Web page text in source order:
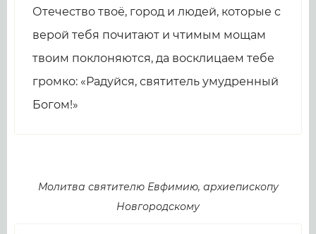
Отечество твоё, город и людей, которые с
верой тебя почитают и чтимым мощам
твоим поклоняются, да восклицаем тебе
громко: «Радуйся, святитель умудренный
Богом!»
Молитва святителю Евфимию, архиепископу
Новгородскому